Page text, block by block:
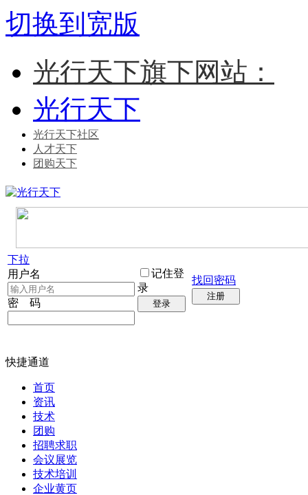
切换到宽版
光行天下旗下网站：
光行天下
光行天下社区
人才天下
团购天下
下拉
用户名
密 码
记住登
录
登录
找回密码
注册
快捷通道
首页
资讯
技术
团购
招聘求职
会议展览
技术培训
企业黄页